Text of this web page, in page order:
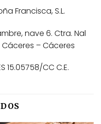
Francisca, S.L.
nave 6. Ctra. Nal
Cáceres – Cáceres
15.05758/CC C.E.